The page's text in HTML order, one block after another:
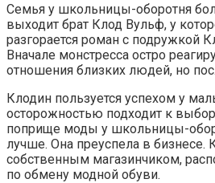
Семья у школьницы-оборотня
выходит брат Клод Вульф, у
разгорается роман с подружкой
Вначале монстресса остро
отношения близких людей, но
Клодин пользуется успехом у
осторожностью подходит к
поприще моды у школьницы-
лучше. Она преуспела в бизнесе.
собственным магазинчиком,
по обмену модной обуви.